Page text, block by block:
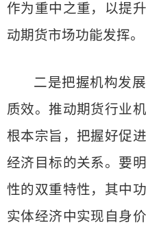
作为重中之重，以提
动期货市场功能发挥。
二是把握机构发
质效。推动期货行业
根本宗旨，把握好促
经济目标的关系。要
性的双重特性，其中
实体经济中实现自身